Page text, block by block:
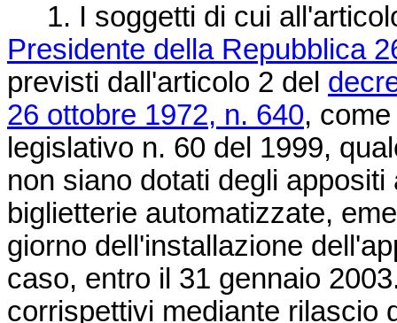
1. I soggetti di cui
Presidente della Repubblica
previsti dall'articolo 2 del
26 ottobre 1972, n. 640,
legislativo n. 60 del 1999,
non siano dotati degli
biglietterie automatizzate,
giorno dell'installazione
caso, entro il 31 gennaio
corrispettivi mediante rilascio